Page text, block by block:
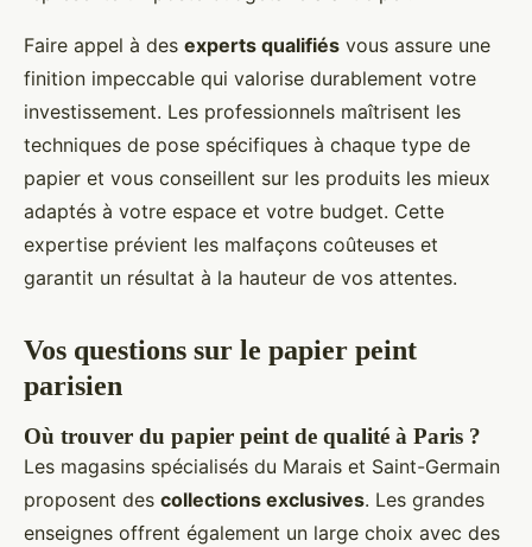
Faire appel à des experts qualifiés vous assure une
finition impeccable qui valorise durablement votre
investissement. Les professionnels maîtrisent les
techniques de pose spécifiques à chaque type de
papier et vous conseillent sur les produits les mieux
adaptés à votre espace et votre budget. Cette
expertise prévient les malfaçons coûteuses et
garantit un résultat à la hauteur de vos attentes.
Vos questions sur le papier peint
parisien
Où trouver du papier peint de qualité à Paris ?
Les magasins spécialisés du Marais et Saint-Germain
proposent des collections exclusives. Les grandes
enseignes offrent également un large choix avec des